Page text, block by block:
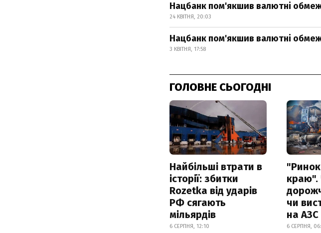
Нацбанк пом'якшив валютні
24 КВІТНЯ, 20:03
Нацбанк пом'якшив валютні
3 КВІТНЯ, 17:58
ГОЛОВНЕ СЬОГОДНІ
Найбільші втрати в
історії: збитки
Rozetka від ударів
РФ сягають
мільярдів
6 СЕРПНЯ, 12:10
краю".
чи
на АЗС
6 СЕРПНЯ,